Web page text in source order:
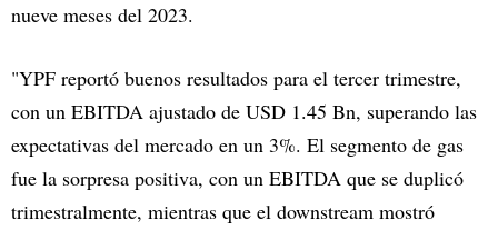
nueve meses del 2023.
"YPF reportó buenos resultados para el tercer trimestre,
con un EBITDA ajustado de USD 1.45 Bn, superando las
expectativas del mercado en un 3%. El segmento de gas
fue la sorpresa positiva, con un EBITDA que se duplicó
trimestralmente, mientras que el downstream mostró